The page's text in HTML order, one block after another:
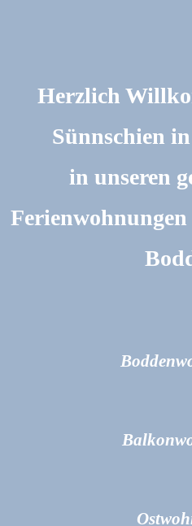
Herzlich
Sünnschien
in unseren